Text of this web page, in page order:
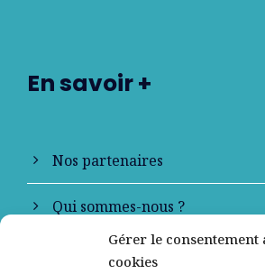
Gérer le consentement
cookies
En savoir +
Nos partenaires
Qui sommes-nous ?
Contactez-nous